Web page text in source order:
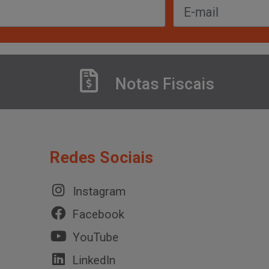
Notas Fiscais
Redes Sociais
Instagram
Facebook
YouTube
LinkedIn